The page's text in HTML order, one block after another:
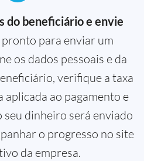
do beneficiário e envie
para enviar um
os dados pessoais e da
verifique a taxa
aplicada ao pagamento e
dinheiro será enviado
o progresso no site
da empresa.